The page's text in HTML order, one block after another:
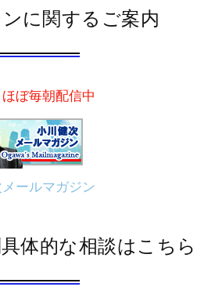
に関するご案内
ほぼ毎朝配信中
ールマガジン
体的な相談はこちら